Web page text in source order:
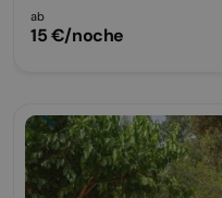
ab
15 €/noche
Parcela